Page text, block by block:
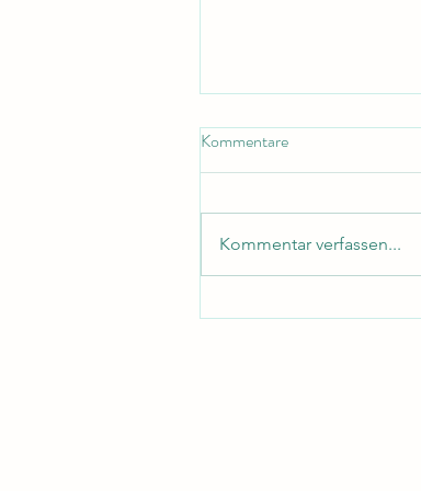
Der Ruf des Weges –
Kommentare
Kommentar verfassen...